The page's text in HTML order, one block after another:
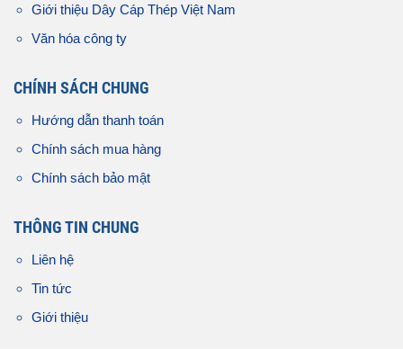
Giới thiệu Dây Cáp Thép Việt Nam
Văn hóa công ty
CHÍNH SÁCH CHUNG
Hướng dẫn thanh toán
Chính sách mua hàng
Chính sách bảo mật
THÔNG TIN CHUNG
Liên hệ
Tin tức
Giới thiệu